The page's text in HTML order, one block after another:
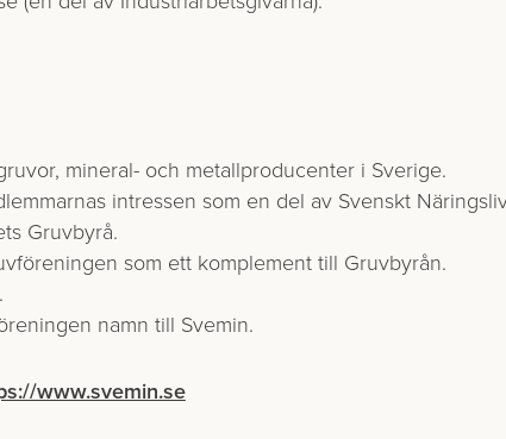
mineral- och metallproducenter i Sverige.
intressen som en del av Svenskt
Gruvbyrå.
som ett komplement till Gruvbyrån.
namn till Svemin.
www.svemin.se